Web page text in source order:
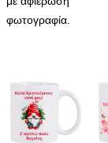
φωτογραφία.